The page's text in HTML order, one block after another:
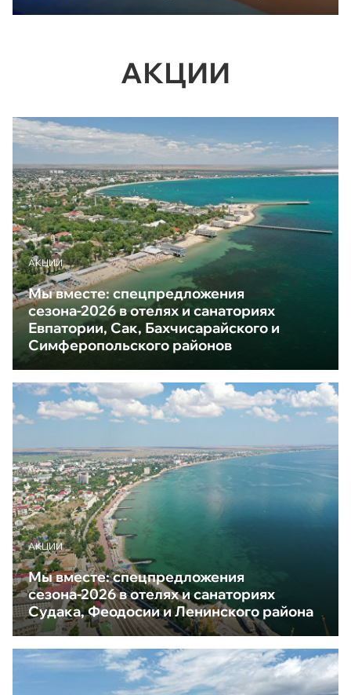
АКЦИИ
АКЦИИ
Мы вместе: спецпредложения
сезона-2026 в отелях и санаториях
Евпатории, Сак, Бахчисарайского и
Симферопольского районов
АКЦИИ
Мы вместе: спецпредложения
сезона-2026 в отелях и санаториях
Судака, Феодосии и Ленинского района